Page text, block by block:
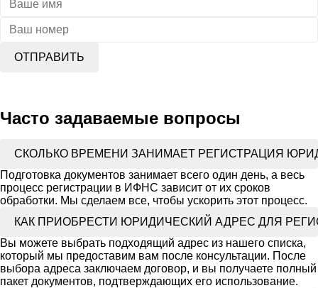
ОТПРАВИТЬ
Часто задаваемые вопросы
СКОЛЬКО ВРЕМЕНИ ЗАНИМАЕТ РЕГИСТРАЦИЯ
Подготовка документов занимает всего один день, а весь
процесс регистрации в ИФНС зависит от их сроков
обработки. Мы сделаем все, чтобы ускорить этот процесс.
КАК ПРИОБРЕСТИ ЮРИДИЧЕСКИЙ АДРЕС ДЛЯ
Вы можете выбрать подходящий адрес из нашего списка,
который мы предоставим вам после консультации. После
выбора адреса заключаем договор, и вы получаете полный
пакет документов, подтверждающих его использование.